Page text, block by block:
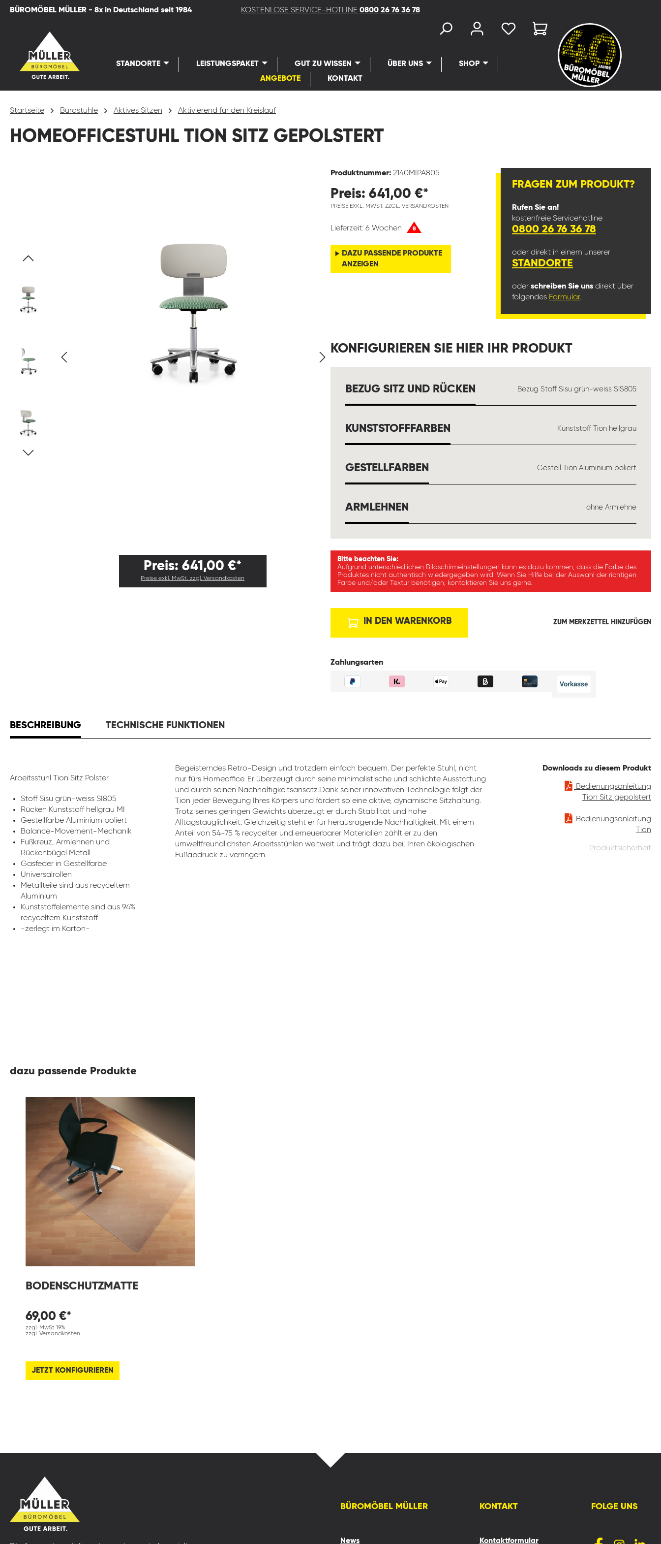
Zur Hauptnavigation springen
BÜROMÖBEL MÜLLER - 8x in Deutschland seit 1984 KOSTENLOSE SERVICE-HOTLINE 0800 26 76 36 78
STANDORTE LEISTUNGSPAKET GUT ZU WISSEN ÜBER UNS
SHOP
ANGEBOTE
KONTAKT
Startseite Bürostühle Aktives Sitzen Aktivierend für den Kreislauf
HOMEOFFICESTUHL TION SITZ GEPOLSTERT
Preis: 641,00 €*
Preise exkl. MwSt. zzgl. Versandkosten
Produktnummer: 2140MIPA805
Preis: 641,00 €*
PREISE EXKL. MWST. ZZGL. VERSANDKOSTEN
Lieferzeit: 6 Wochen B
DAZU PASSENDE PRODUKTE
ANZEIGEN
FRAGEN ZUM PRODUKT?
Rufen Sie an!
kostenfreie Servicehotline
0800 26 76 36 78
oder direkt in einem unserer
STANDORTE
oder schreiben Sie uns direkt über
folgendes Formular.
KONFIGURIEREN SIE HIER IHR PRODUKT
BEZUG SITZ UND RÜCKEN AUSWÄHLENBezug Stoff Sisu grün-weiss SIS805
KUNSTSTOFFFARBEN Kunststoff Tion hellgrau
GESTELLFARBEN Gestell Tion Aluminium poliert
ARMLEHNEN ohne Armlehne
Bitte beachten Sie:
Aufgrund unterschiedlichen Bildschirmeinstellungen kann es dazu kommen, dass die Farbe des
Produktes nicht authentisch wiedergegeben wird. Wenn Sie Hilfe bei der Auswahl der richtigen
Farbe und/oder Textur benötigen, kontaktieren Sie uns gerne.
IN DEN WARENKORB ZUM MERKZETTEL HINZUFÜGEN
Zahlungsarten
BESCHREIBUNG TECHNISCHE FUNKTIONEN
Arbeitsstuhl Tion Sitz Polster
Stoff Sisu grün-weiss SI805
Rücken Kunststoff hellgrau MI
Gestellfarbe Aluminium poliert
Balance-Movement-Mechanik
Fußkreuz, Armlehnen und
Rückenbügel Metall
Gasfeder in Gestellfarbe
Universalrollen
Metallteile sind aus recyceltem
Aluminium
Kunststoffelemente sind aus 94%
recyceltem Kunststoff
-zerlegt im Karton-
Begeisterndes Retro-Design und trotzdem einfach bequem. Der perfekte Stuhl, nicht
nur fürs Homeoffice. Er überzeugt durch seine minimalistische und schlichte Ausstattung
und durch seinen Nachhaltigkeitsansatz.Dank seiner innovativen Technologie folgt der
Tion jeder Bewegung Ihres Körpers und fördert so eine aktive, dynamische Sitzhaltung.
Trotz seines geringen Gewichts überzeugt er durch Stabilität und hohe
Alltagstauglichkeit. Gleichzeitig steht er für herausragende Nachhaltigkeit: Mit einem
Anteil von 54-75 % recycelter und erneuerbarer Materialien zählt er zu den
umweltfreundlichsten Arbeitsstühlen weltweit und trägt dazu bei, Ihren ökologischen
Fußabdruck zu verringern.
Downloads zu diesem Produkt
Bedienungsanleitung
Tion Sitz gepolstert
Bedienungsanleitung
Tion
Produktsicherheit
dazu passende Produkte
BODENSCHUTZMATTE
69,00 €*
zzgl. MwSt 19%
zzgl. Versandkosten
JETZT KONFIGURIEREN
BÜROMÖBEL MÜLLER
News
KONTAKT
Kontaktformular
FOLGE UNS